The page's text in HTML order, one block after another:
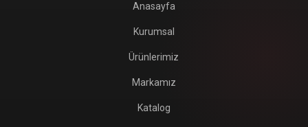
Anasayfa
Kurumsal
Ürünlerimiz
Markamız
Katalog